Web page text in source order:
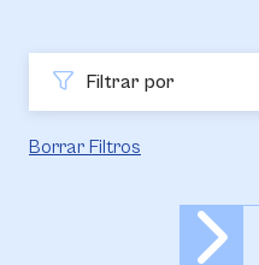
Filtrar por
Borrar Filtros